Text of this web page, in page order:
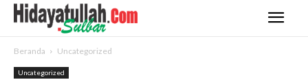
Beranda Uncategorized
Uncategorized